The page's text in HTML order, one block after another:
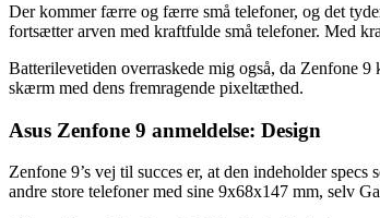
Der kommer færre og færre små telefoner, og det
fortsætter arven med kraftfulde små telefoner. Med
Batterilevetiden overraskede mig også, da Zenfone
skærm med dens fremragende pixeltæthed.
Asus Zenfone 9 anmeldelse: Design
Zenfone 9’s vej til succes er, at den indeholder
andre store telefoner med sine 9x68x147 mm, selv